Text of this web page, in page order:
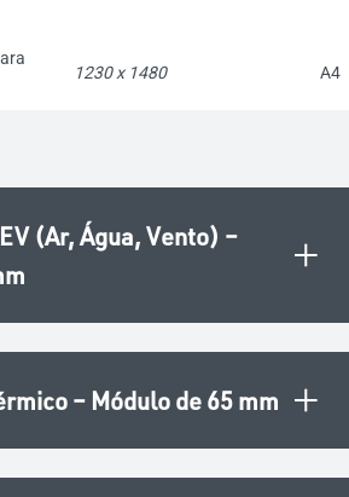
1230 x 1480 A4
(Ar, Água, Vento) –
+
– Módulo de 65 mm +